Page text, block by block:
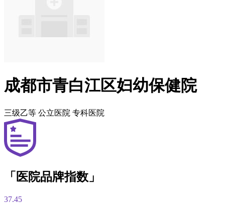
成都市青白江区妇幼保健院
三级乙等 公立医院 专科医院
「医院品牌指数」
37.45